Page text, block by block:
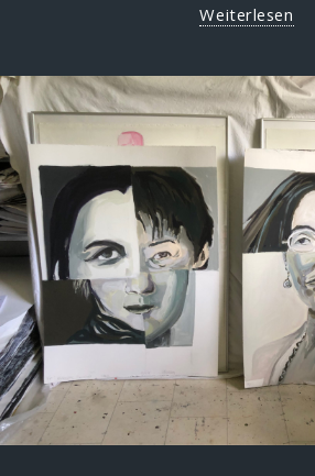
Weiterlesen